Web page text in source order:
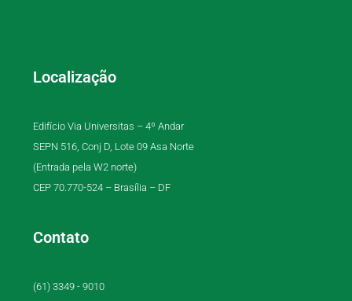
Localização
Edifício Via Universitas – 4º Andar
SEPN 516, Conj D, Lote 09 Asa Norte
(Entrada pela W2 norte)
CEP 70.770-524 – Brasília – DF
Contato
(61) 3349 - 9010